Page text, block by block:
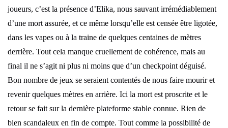
joueurs, c’est la présence d’Elika, nous sauvant irrémédiablement
d’une mort assurée, et ce même lorsqu’elle est censée être ligotée,
dans les vapes ou à la traine de quelques centaines de mètres
derrière. Tout cela manque cruellement de cohérence, mais au
final il ne s’agit ni plus ni moins que d’un checkpoint déguisé.
Bon nombre de jeux se seraient contentés de nous faire mourir et
revenir quelques mètres en arrière. Ici la mort est proscrite et le
retour se fait sur la dernière plateforme stable connue. Rien de
bien scandaleux en fin de compte. Tout comme la possibilité de